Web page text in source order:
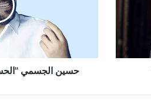
حسين الجسمي